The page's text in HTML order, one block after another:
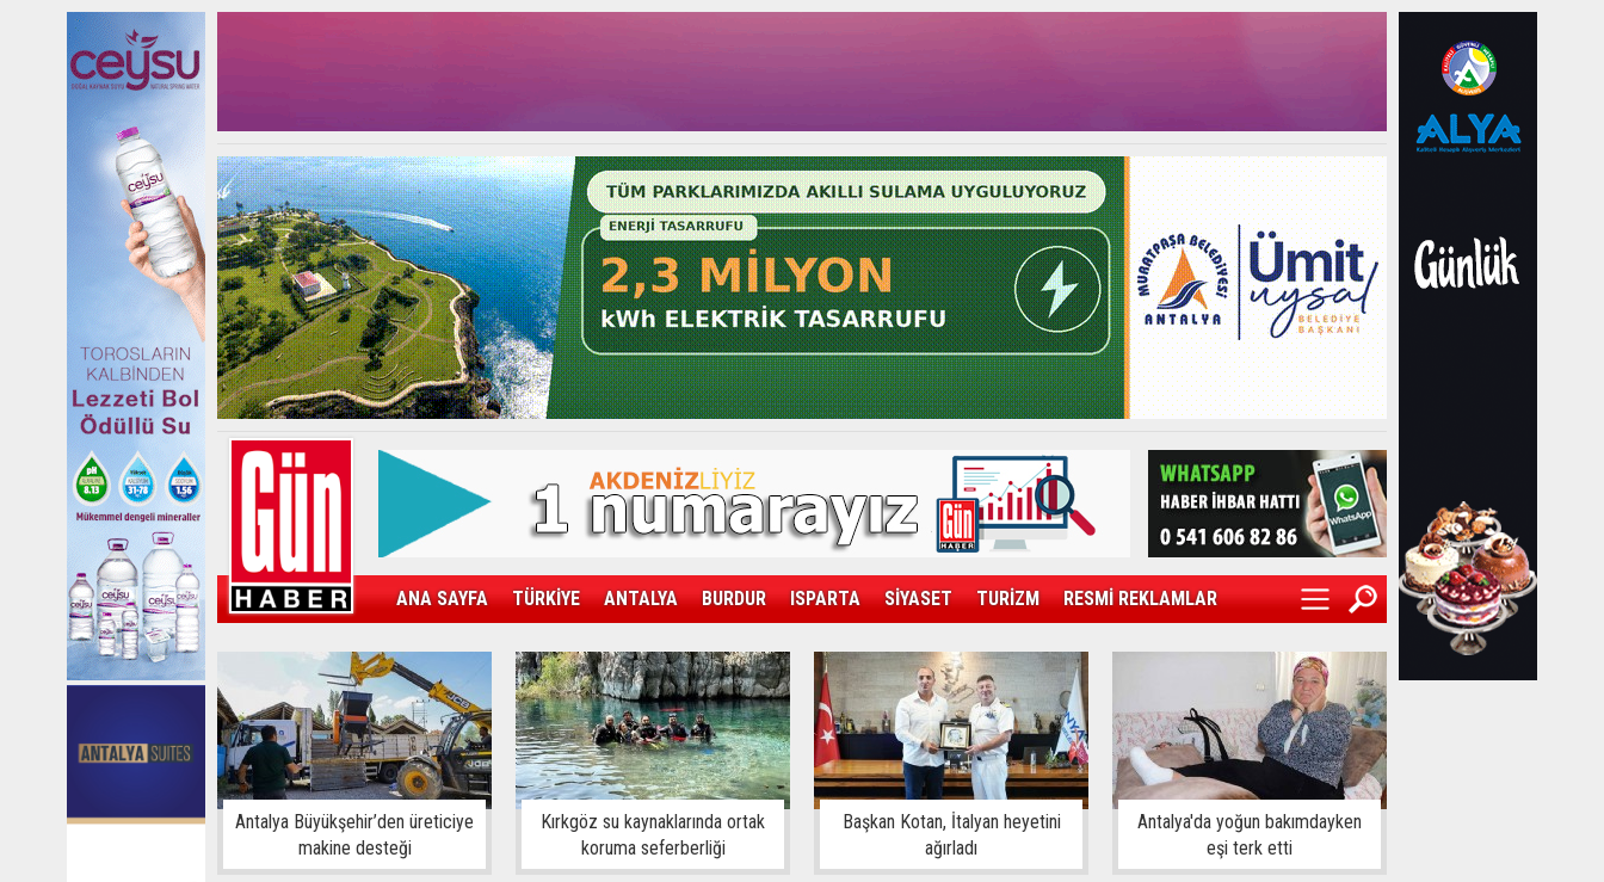
ANA SAYFA TÜRKİYE ANTALYA BURDUR ISPARTA SİYASET TURİZM RESMİ REKLAMLAR
KAMPÜS SPOR GÜN'ÜN ÜRÜNÜ SAĞLIK EKONOMİ DÜNYA
Antalya Büyükşehir’den üreticiye
makine desteği
Kırkgöz su kaynaklarında ortak
koruma seferberliği
Başkan Kotan, İtalyan heyetini
ağırladı
Antalya'da yoğun bakımdayken
eşi terk etti